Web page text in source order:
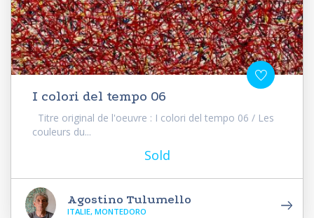
I colori del tempo 06
Titre original de l'oeuvre : I colori del tempo 06 / Les
couleurs du...
Sold
Agostino Tulumello
ITALIE, MONTEDORO